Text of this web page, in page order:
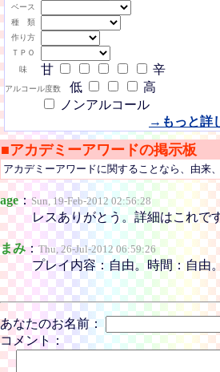
ベース
種 類
作り方
ＴＰＯ
味
甘 辛
アルコール度数 低
高
ノンアルコール
→もっと詳
■アカデミーアワードの掲示板
アカデミーアワードに関することなら、由来
age：Sun, 19-Feb-2012 02:56:28
レスありがとう。詳細はこれで
まみ：Thu, 26-Jul-2012 06:59:26
プレイ内容：自由。時間：自由
あなたのお名前：
コメント：